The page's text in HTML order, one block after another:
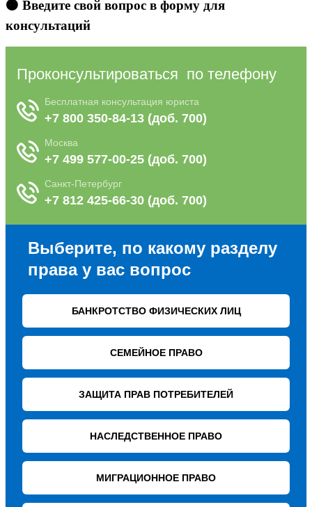
🟠 Введите свой вопрос в форму для
консультаций